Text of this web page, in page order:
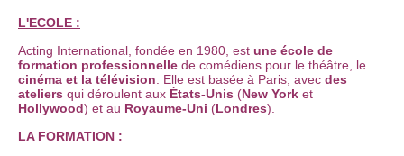
L'ECOLE :
Acting International, fondée en 1980, est une école de
formation professionnelle de comédiens pour le théâtre, le
cinéma et la télévision . Elle est basée à Paris, avec des
ateliers qui déroulent aux États-Unis (New York et
Hollywood) et au Royaume-Uni (Londres).
LA FORMATION :